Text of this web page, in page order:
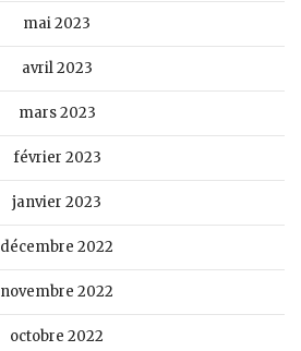
mai 2023
avril 2023
mars 2023
février 2023
janvier 2023
décembre 2022
novembre 2022
octobre 2022